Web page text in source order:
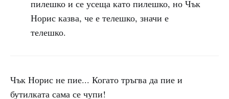
пилешко и се усеща като пилешко, но Чък
Норис казва, че е телешко, значи е
телешко.
Чък Норис не пие... Когато тръгва да пие и
бутилката сама се чупи!